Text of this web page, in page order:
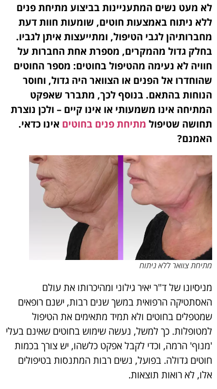
לא מעט נשים המתעניינות בביצוע מתיחת פנים
ללא ניתוח באמצעות חוטים, שומעות חוות דעת
מחברותיהן לגבי הטיפול, ומתייעצות איתן לגביו.
בחלק גדול מהמקרים, מספרת אחת החברות על
חוויה לא נעימה מהטיפול בחוטים: מספר החוטים
שהוחדרו אל הפנים או הצוואר היה גדול, וחוסר
הנוחות בהתאם. בנוסף לכך, מתברר שאפקט
המתיחה אינו משמעותי או אינו קיים – ולכן נוצרת
תחושה שטיפול מתיחת פנים בחוטים אינו כדאי.
האמנם?
מתיחת צוואר ללא ניתוח
מניסיונו של ד"ר יאיר גילוני ומהיכרותו את עולם
האסתטיקה הרפואית במשך שנים רבות, ישנם רופאים
שמטפלים בחוטים ולא תמיד מתאימים את הטיפול
למטופלות. כך למשל, נעשה שימוש בחוטים שאינם בעלי
'מנוף' הרמה, וכדי לקבל אפקט כלשהו, יש צורך בכמות
חוטים גדולה. בפועל, נשים רבות המתנסות בטיפולים
אלו, לא רואות תוצאות.